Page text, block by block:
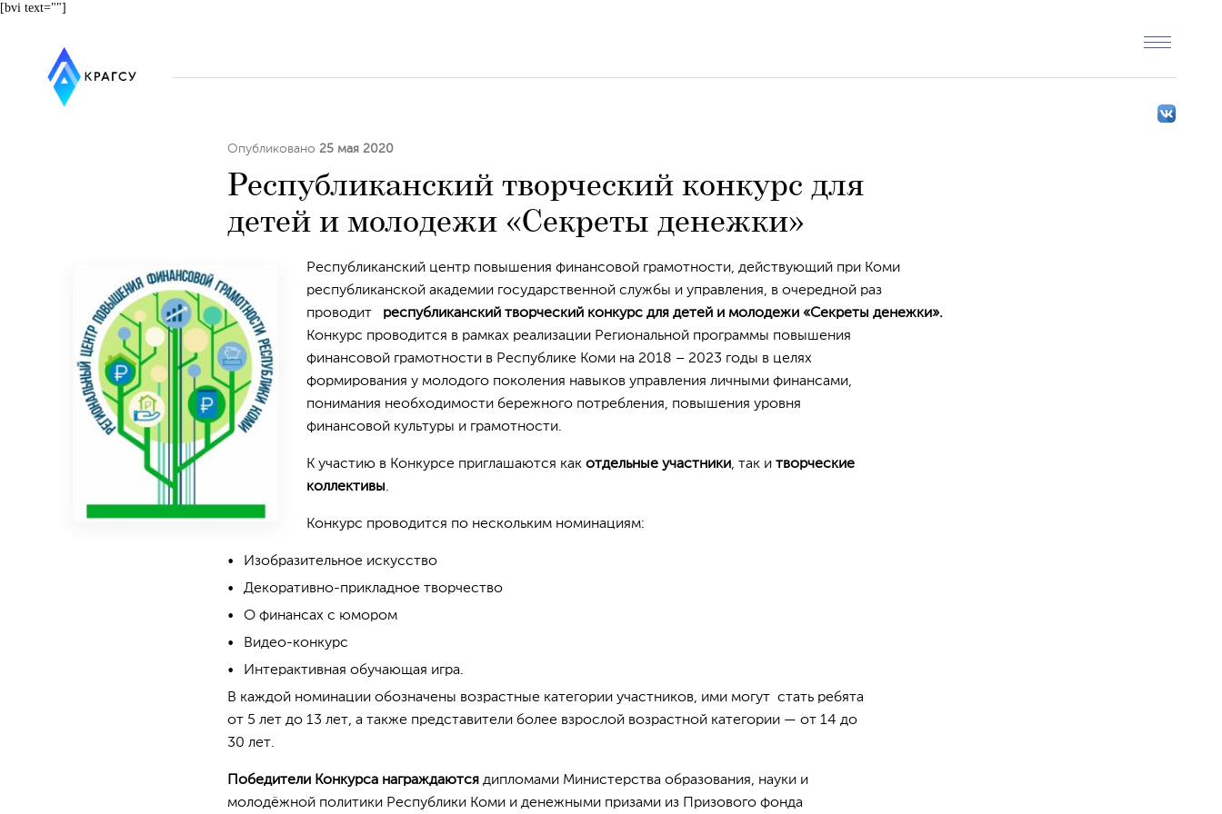
[bvi text=""]
Опубликовано 25 мая 2020
Республиканский творческий конкурс для
детей и молодежи «Секреты денежки»
Республиканский центр повышения финансовой грамотности, действующий при Коми
республиканской академии государственной службы и управления, в очередной раз
проводит
республиканский творческий конкурс для детей и молодежи «Секреты денежки».
Конкурс проводится в рамках реализации Региональной программы повышения
финансовой грамотности в Республике Коми на 2018 – 2023 годы в целях
формирования у молодого поколения навыков управления личными финансами,
понимания необходимости бережного потребления, повышения уровня
финансовой культуры и грамотности.
К участию в Конкурсе приглашаются как отдельные участники, так и творческие
коллективы.
Конкурс проводится по нескольким номинациям:
Изобразительное искусство
Декоративно-прикладное творчество
О финансах с юмором
Видео-конкурс
Интерактивная обучающая игра.
В каждой номинации обозначены возрастные категории участников, ими могут стать ребята
от 5 лет до 13 лет, а также представители более взрослой возрастной категории — от 14 до
30 лет.
Победители Конкурса награждаются дипломами Министерства образования, науки и
молодёжной политики Республики Коми и денежными призами из Призового фонда